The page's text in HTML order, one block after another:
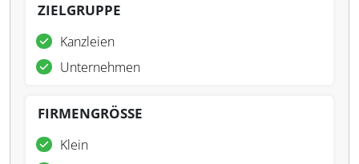
ZIELGRUPPE
Kanzleien
Unternehmen
FIRMENGRÖSSE
Klein